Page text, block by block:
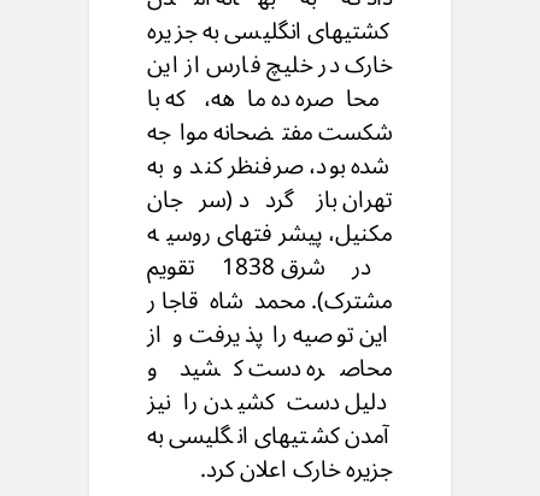
کشتیهای انگلیسی به جزیره
خارک در خلیچ فارس از این
محاصره ده ماهه، که با
شکست مفتضحانه مواجه
شده بود، صرفنظر کند و به
تهران باز گردد (سرجان
مکنیل، پیشرفتهای روسیه
در شرق 1838 تقویم
مشترک). محمد شاه قاجار
این توصیه را پذیرفت و از
محاصره دست کشید و
دلیل دست کشیدن را نیز
آمدن کشتیهای انگلیسی به
جزیره خارک اعلان کرد.